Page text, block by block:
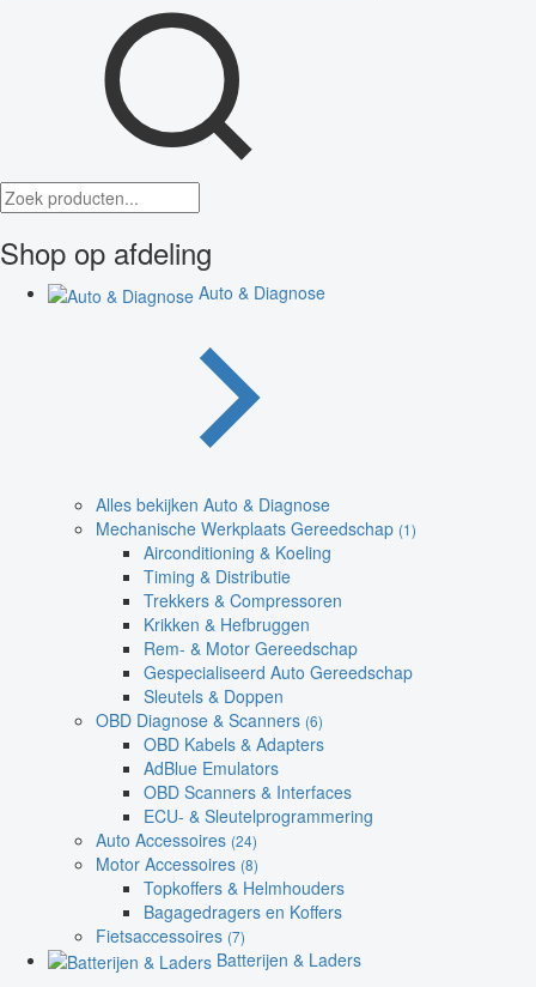
Shop op afdeling
Auto & Diagnose
Alles bekijken Auto & Diagnose
Mechanische Werkplaats Gereedschap (1)
Airconditioning & Koeling
Timing & Distributie
Trekkers & Compressoren
Krikken & Hefbruggen
Rem- & Motor Gereedschap
Gespecialiseerd Auto Gereedschap
Sleutels & Doppen
OBD Diagnose & Scanners (6)
OBD Kabels & Adapters
AdBlue Emulators
OBD Scanners & Interfaces
ECU- & Sleutelprogrammering
Auto Accessoires (24)
Motor Accessoires (8)
Topkoffers & Helmhouders
Bagagedragers en Koffers
Fietsaccessoires (7)
Batterijen & Laders